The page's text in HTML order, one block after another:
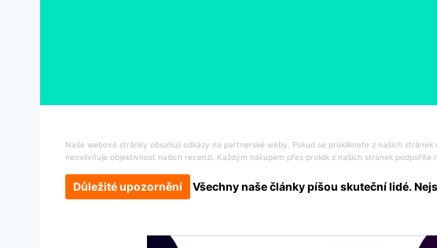
Naše webové stránky obsahují odkazy na partnerské weby. Pokud se prokliknete z našich
neovlivňuje objektivnost našich recenzí. Každým nákupem přes proklik z našich stránek
Důležité upozornění Všechny naše články píšou skuteční lidé.